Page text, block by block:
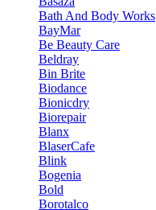
Bath And Body Works
BayMar
Be Beauty Care
Beldray
Bin Brite
Biodance
Bionicdry
Biorepair
Blanx
BlaserCafe
Blink
Bogenia
Bold
Borotalco